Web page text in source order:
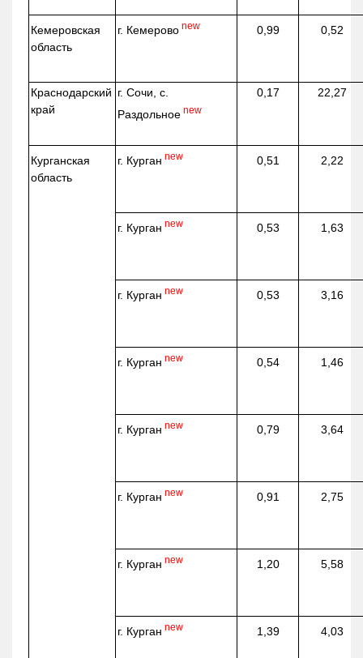
Кемеровская
область
г. Кемерово new 0,99 0,52
Краснодарский
край
г. Сочи, с.
Раздольное new
0,17 22,27
Курганская
область
г. Курган new 0,51 2,22
г. Курган new 0,53 1,63
г. Курган new 0,53 3,16
г. Курган new 0,54 1,46
г. Курган new 0,79 3,64
г. Курган new 0,91 2,75
г. Курган new 1,20 5,58
г. Курган new 1,39 4,03